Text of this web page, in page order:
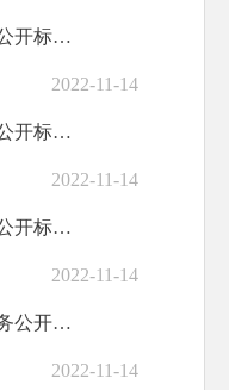
临夏县尹集镇尹集村村务公开标准目录
2022-11-14
临夏县尹集镇咀头村村务公开标准目录
2022-11-14
临夏县尹集镇涧上村村务公开标准目录
2022-11-14
临夏县尹集镇韩赵家村村务公开标准目录
2022-11-14